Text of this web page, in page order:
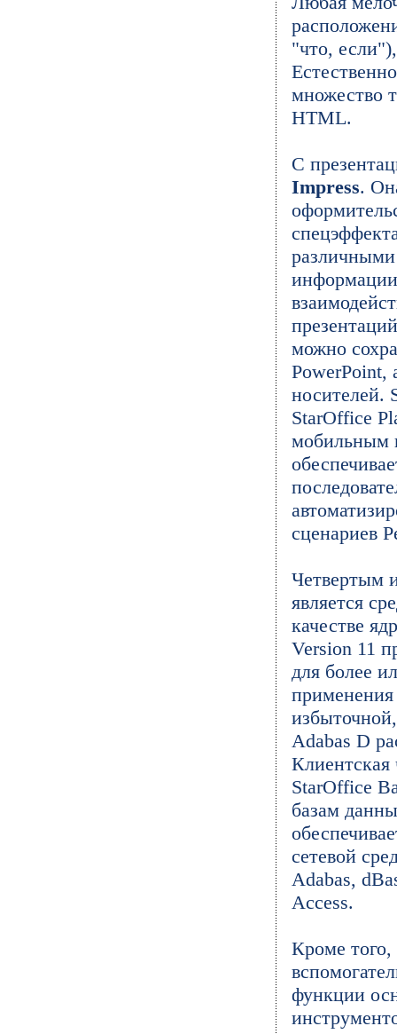
"что,
множество
HTML.
С
Impress.
можно
PowerPoint,
носителей.
StarOffice
мобильным
сценариев
Четвертым
является
качестве
Version 11
для более
применения
Adabas D
Клиентская
StarOffice
базам
сетевой
Adabas,
Access.
Кроме того,
функции